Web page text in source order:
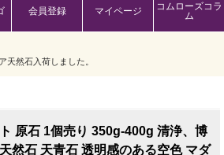
会員登録 マイページ
コムローズコラ
ム
天然石入荷しました。
原石 1個売り 350g-400g 清浄、博
然石 天青石 透明感のある空色 マダ